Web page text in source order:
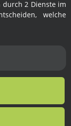
durch 2 Dienste im
welche